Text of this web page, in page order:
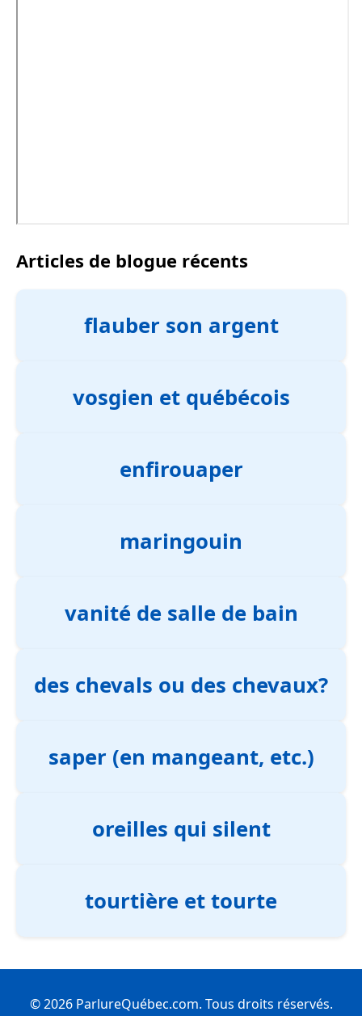
Articles de blogue récents
flauber son argent
vosgien et québécois
enfirouaper
maringouin
vanité de salle de bain
des chevals ou des chevaux?
saper (en mangeant, etc.)
oreilles qui silent
tourtière et tourte
© 2026 ParlureQuébec.com. Tous droits réservés.